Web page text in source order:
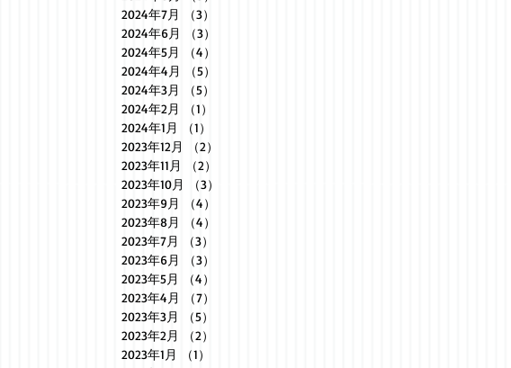
2024年7月
（3）
2024年6月
（3）
2024年5月
（4）
2024年4月
（5）
2024年3月
（5）
2024年2月
（1）
2024年1月
（1）
2023年12月
（2）
2023年11月
（2）
2023年10月
（3）
2023年9月
（4）
2023年8月
（4）
2023年7月
（3）
2023年6月
（3）
2023年5月
（4）
2023年4月
（7）
2023年3月
（5）
2023年2月
（2）
2023年1月
（1）